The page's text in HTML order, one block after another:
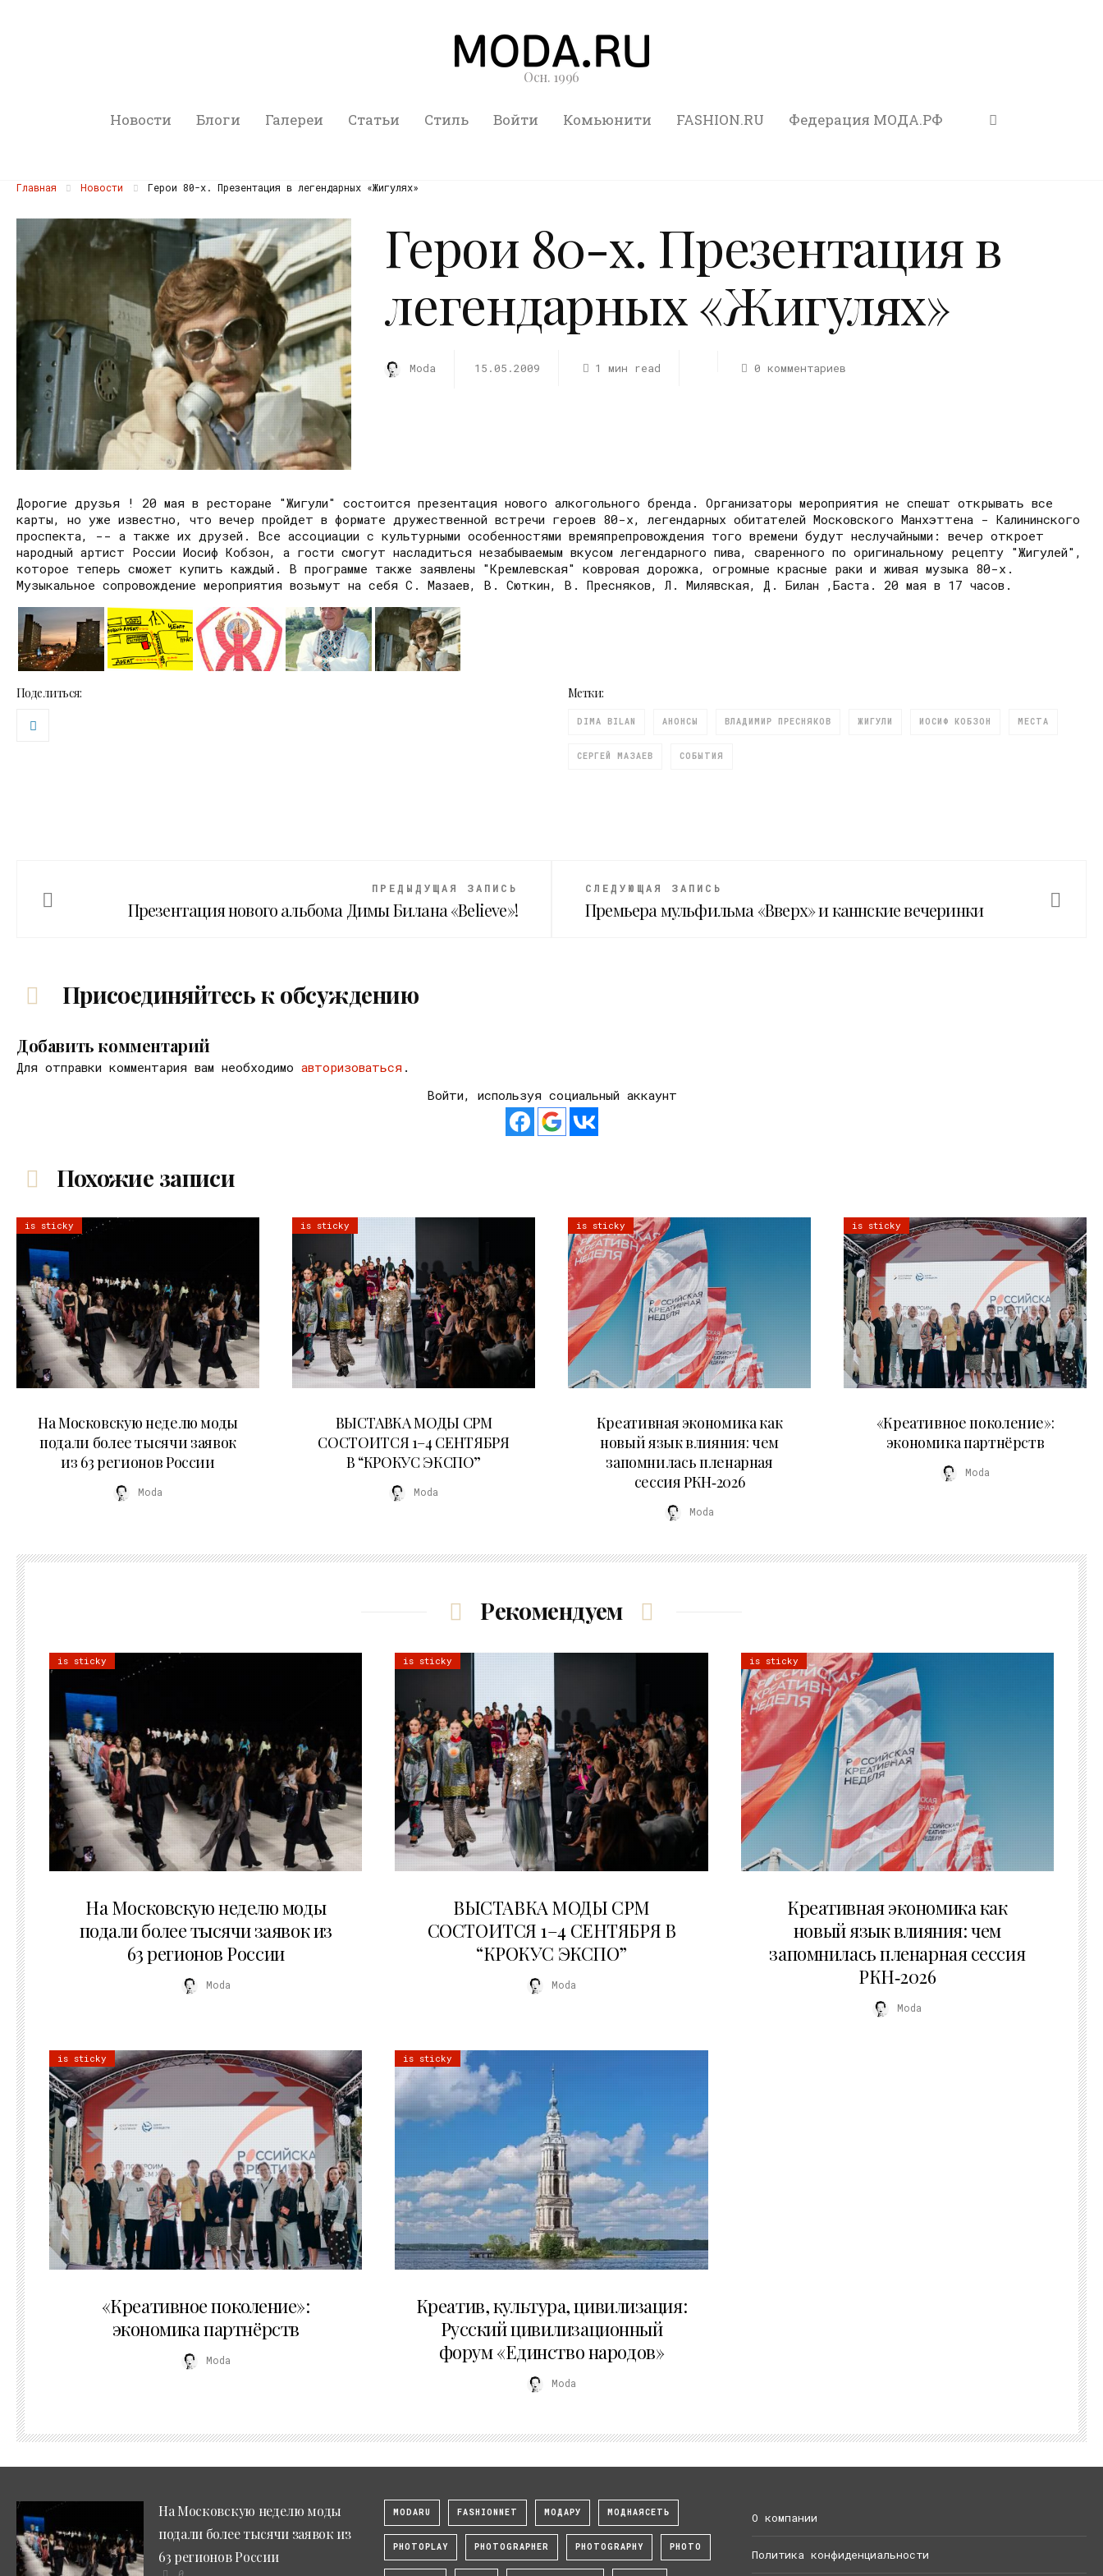
Осн. 1996
Новости Блоги Галереи Статьи Стиль Войти Комьюнити FASHION.RU Федерация МОДА.РФ
Главная Новости Герои 80-х. Презентация в легендарных «Жигулях»
Герои 80-х. Презентация в
легендарных «Жигулях»
Moda 15.05.2009 1 мин read 0 комментариев
Дорогие друзья ! 20 мая в ресторане "Жигули" состоится презентация нового алкогольного бренда. Организаторы мероприятия не спешат открывать все
карты, но уже известно, что вечер пройдет в формате дружественной встречи героев 80-х, легендарных обитателей Московского Манхэттена - Калининского
проспекта, -- а также их друзей. Все ассоциации с культурными особенностями времяпрепровождения того времени будут неслучайными: вечер откроет
народный артист России Иосиф Кобзон, а гости смогут насладиться незабываемым вкусом легендарного пива, сваренного по оригинальному рецепту "Жигулей",
которое теперь сможет купить каждый. В программе также заявлены "Кремлевская" ковровая дорожка, огромные красные раки и живая музыка 80-х.
Музыкальное сопровождение мероприятия возьмут на себя С. Мазаев, В. Сюткин, В. Пресняков, Л. Милявская, Д. Билан ,Баста. 20 мая в 17 часов.
Поделиться: Метки:
DIMA BILAN АНОНСЫ ВЛАДИМИР ПРЕСНЯКОВ ЖИГУЛИ ИОСИФ КОБЗОН МЕСТА
СЕРГЕЙ МАЗАЕВ СОБЫТИЯ
ПРЕДЫДУЩАЯ ЗАПИСЬ
Презентация нового альбома Димы Билана «Believe»!
СЛЕДУЮЩАЯ ЗАПИСЬ
Премьера мульфильма «Вверх» и каннские вечеринки
Присоединяйтесь к обсуждению
Добавить комментарий
Для отправки комментария вам необходимо авторизоваться .
Войти, используя социальный аккаунт
Похожие записи
is sticky
На Московскую неделю моды
подали более тысячи заявок
из 63 регионов России
Moda
is sticky
ВЫСТАВКА МОДЫ CPM
СОСТОИТСЯ 1–4 СЕНТЯБРЯ
В “КРОКУС ЭКСПО”
Moda
is sticky
Креативная экономика как
новый язык влияния: чем
запомнилась пленарная
сессия РКН‑2026
Moda
is sticky
«Креативное поколение»:
экономика партнёрств
Moda
Рекомендуем
is sticky
На Московскую неделю моды
подали более тысячи заявок из
63 регионов России
Moda
is sticky
ВЫСТАВКА МОДЫ CPM
СОСТОИТСЯ 1–4 СЕНТЯБРЯ В
“КРОКУС ЭКСПО”
Moda
is sticky
Креативная экономика как
новый язык влияния: чем
запомнилась пленарная сессия
РКН‑2026
Moda
is sticky
«Креативное поколение»:
экономика партнёрств
Moda
is sticky
Креатив, культура, цивилизация:
Русский цивилизационный
форум «Единство народов»
Moda
На Московскую неделю моды
подали более тысячи заявок из
63 регионов России
MODARU FASHIONNET МОДАРУ МОДНАЯСЕТЬ
PHOTOPLAY PHOTOGRAPHER PHOTOGRAPHY PHOTO
О компании
Политика конфиденциальности